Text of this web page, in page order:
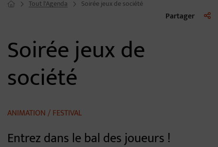
Page d'accueil du site
Tout l'Agenda Soirée jeux de société
Partager
Soirée jeux de
société
ANIMATION / FESTIVAL
Entrez dans le bal des joueurs !